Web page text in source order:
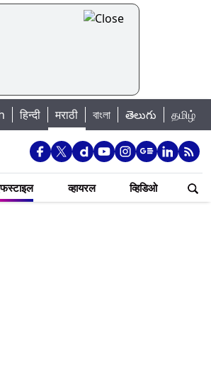
मुठानदी पात्रात विसर्ग सुरु; नागरिकांना नदीपात्रात न
हिन्दी मराठी বাংলা తెలుగు தமிழ்
व्हायरल व्हिडिओ